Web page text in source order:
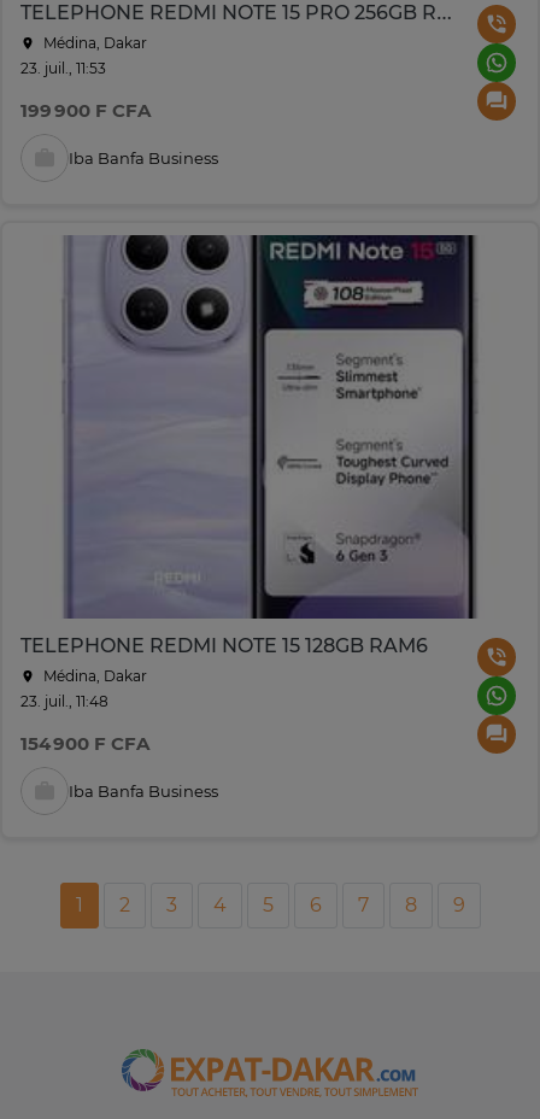
TELEPHONE REDMI NOTE 15 PRO 256GB RAM8
Médina, Dakar
23. juil., 11:53
199 900 F CFA
Iba Banfa Business
TELEPHONE REDMI NOTE 15 128GB RAM6
Médina, Dakar
23. juil., 11:48
154 900 F CFA
Iba Banfa Business
1 2 3 4 5 6 7 8 9